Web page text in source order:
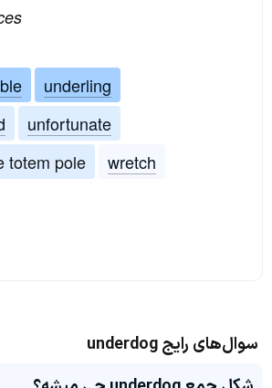
underling
unfortunate
totem pole
wretch
سوال‌های رایج underdog